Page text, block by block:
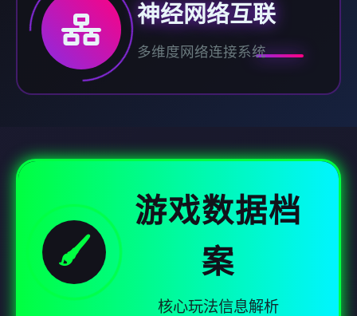
神经网络互联
多维度网络连接系统
🖌️
游戏数据档
案
核心玩法信息解析